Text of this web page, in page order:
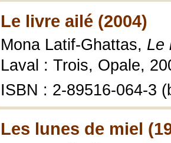
Le livre ailé (2004)
Mona Latif-Ghattas, Le
Laval : Trois, Opale,
ISBN : 2-89516-064-3
Les lunes de miel